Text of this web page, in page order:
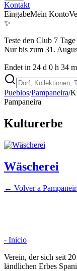
Kontakt
EingabeMein Konto
✨
Teste den Club 7
Nur bis zum 31.
Endet in 24 d 0 h 34
Pueblos/Pampaneira/
Pampaneira
Kulturerbe
Wäscherei
← Volver a
- Inicio
Verein, der sich seit
ländlichen Erbes